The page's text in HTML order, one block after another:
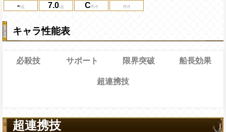
-
7.0 C
キャラ性能表
必殺技
通常時
サポート
10%をサポート対象キャラの基礎体力に
限界突破 船長効果
の攻撃を3.5倍、体力を1.35倍にし、同
超連携技
イプキャラの連携攻撃力上昇1.5倍にす
超連携技